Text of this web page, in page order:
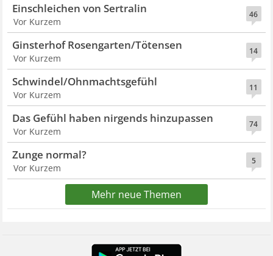
46
Einschleichen von Sertralin
Vor Kurzem
14
Ginsterhof Rosengarten/Tötensen
Vor Kurzem
11
Schwindel/Ohnmachtsgefühl
Vor Kurzem
74
Das Gefühl haben nirgends hinzupassen
Vor Kurzem
5
Zunge normal?
Vor Kurzem
Mehr neue Themen